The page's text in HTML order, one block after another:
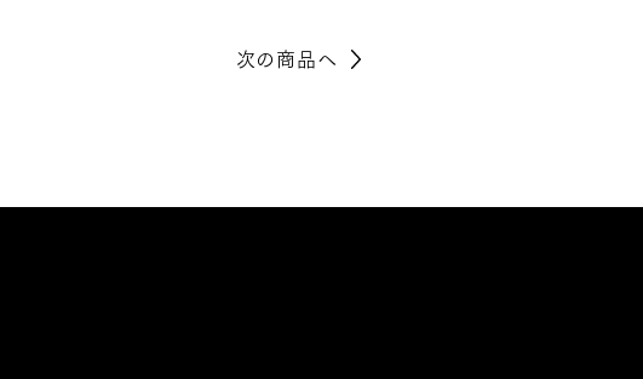
次の商品へ